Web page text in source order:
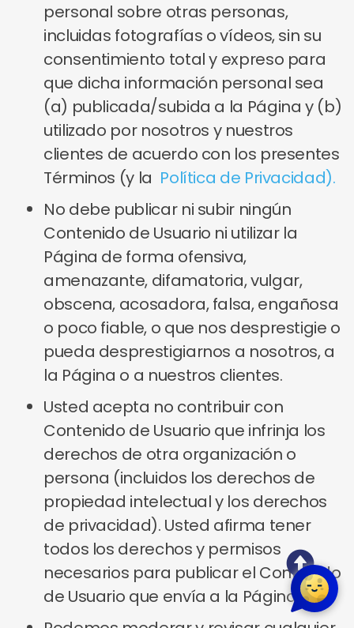
personal sobre otras personas,
incluidas fotografías o vídeos, sin su
consentimiento total y expreso para
que dicha información personal sea
(a) publicada/subida a la Página y (b)
utilizado por nosotros y nuestros
clientes de acuerdo con los presentes
Términos (y la Política de Privacidad).
No debe publicar ni subir ningún
Contenido de Usuario ni utilizar la
Página de forma ofensiva,
amenazante, difamatoria, vulgar,
obscena, acosadora, falsa, engañosa
o poco fiable, o que nos desprestigie o
pueda desprestigiarnos a nosotros, a
la Página o a nuestros clientes.
Usted acepta no contribuir con
Contenido de Usuario que infrinja los
derechos de otra organización o
persona (incluidos los derechos de
propiedad intelectual y los derechos
de privacidad). Usted afirma tener
todos los derechos y permisos
necesarios para publicar el Contenido
de Usuario que envía a la Página.